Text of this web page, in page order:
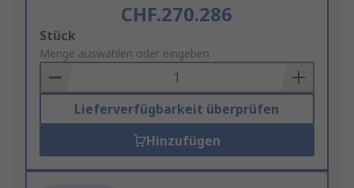
CHF.270.286
Add
to
Basket
Stück
Menge auswählen oder eingeben
Lieferverfügbarkeit überprüfen
Hinzufügen